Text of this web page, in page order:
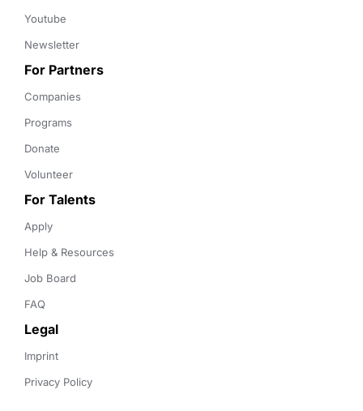
Youtube
Newsletter
For Partners
Companies
Programs
Donate
Volunteer
For Talents
Apply
Help & Resources
Job Board
FAQ
Legal
Imprint
Privacy Policy